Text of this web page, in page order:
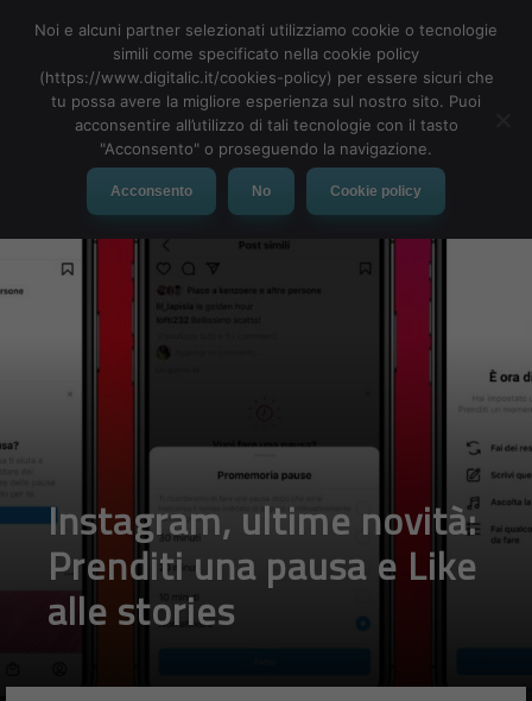
MENU
Instagram, ultime novità:
Prenditi una pausa e Like
alle stories
Noi e alcuni partner selezionati utilizziamo cookie o tecnologie
simili come specificato nella cookie policy
(https://www.digitalic.it/cookies-policy) per essere sicuri che
tu possa avere la migliore esperienza sul nostro sito. Puoi
acconsentire all’utilizzo di tali tecnologie con il tasto
"Acconsento" o proseguendo la navigazione.
Acconsento No Cookie policy